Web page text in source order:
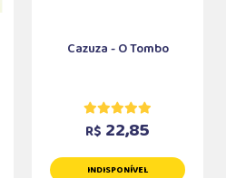
Cazuza - O Tombo
R$ 22,85
INDISPONÍVEL